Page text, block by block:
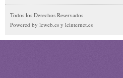
Todos los Derechos Reservados
Powered by lcweb.es y lcinternet.es